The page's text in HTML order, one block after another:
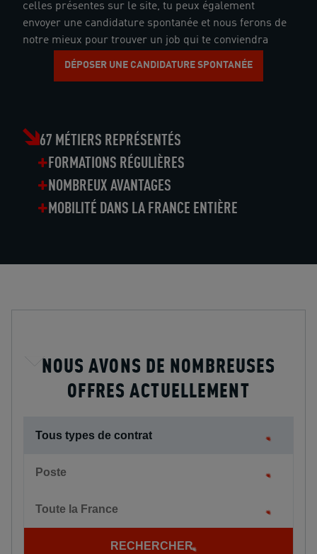
celles présentes sur le site, tu peux également
envoyer une candidature spontanée et nous ferons de
notre mieux pour trouver un job qui te conviendra
DÉPOSER UNE CANDIDATURE SPONTANÉE
67 MÉTIERS REPRÉSENTÉS
FORMATIONS RÉGULIÈRES
NOMBREUX AVANTAGES
MOBILITÉ DANS LA FRANCE ENTIÈRE
NOUS AVONS DE NOMBREUSES
OFFRES ACTUELLEMENT
Tous types de contrat
Poste
Toute la France
RECHERCHER